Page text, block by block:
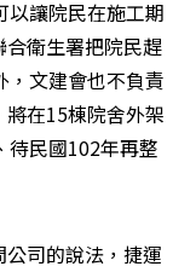
以讓院民在施工期
衛生署把院民趕
，文建會也不負責
在15棟院舍外架
待民國102年再整
司的說法，捷運